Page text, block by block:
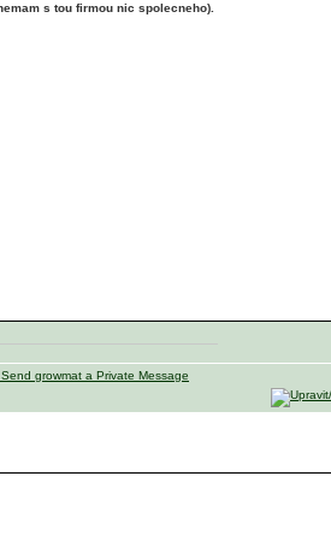
s tou firmou nic spolecneho).